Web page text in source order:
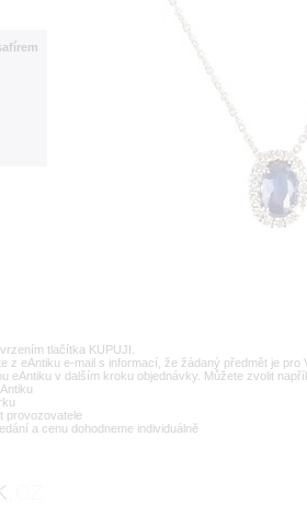
tlačítka KUPUJI.
z eAntiku e-mail s informací, že žádaný předmět je pro
eAntiku v dalším kroku objednávky. Můžete zvolit
provozovatele
a cenu dohodneme individuálně